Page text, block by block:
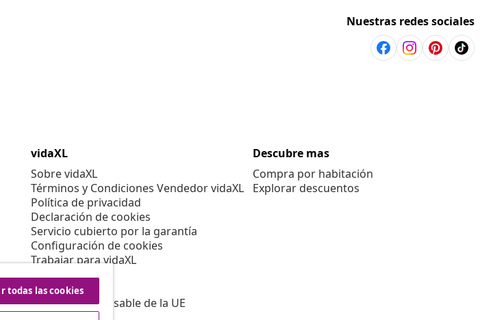
Nuestras redes sociales
vidaXL
Sobre vidaXL
Términos y Condiciones Vendedor vidaXL
Política de privacidad
Declaración de cookies
Servicio cubierto por la garantía
Configuración de cookies
Trabajar para vidaXL
Aviso legal
Seguridad
Persona responsable de la UE
Descubre mas
Compra por habitación
Explorar descuentos
todas las cookies